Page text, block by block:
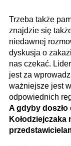
Trzeba także
znajdzie się
niedawnej
dyskusja o
nas czekać.
jest za
ważniejsze jest
odpowiednich
A gdyby doszło